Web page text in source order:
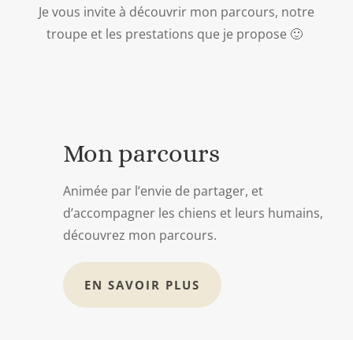
Je vous invite à découvrir mon parcours, notre
troupe et les prestations que je propose 🙂
Mon parcours
Animée par l’envie de partager, et
d’accompagner les chiens et leurs humains,
découvrez mon parcours.
EN SAVOIR PLUS